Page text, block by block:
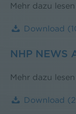
Mehr dazu
Download
NHP NEWS
Mehr dazu
Download